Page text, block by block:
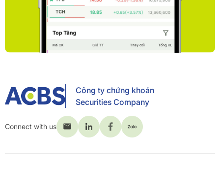
Công ty chứng khoán
Securities Company
Connect with us